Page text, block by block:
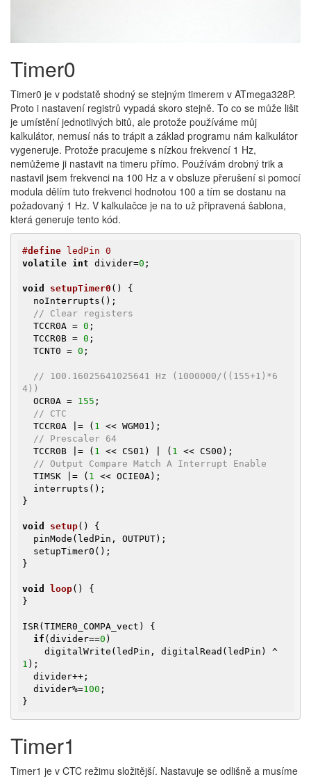
Timer0
Timer0 je v podstatě shodný se stejným timerem v ATmega328P.
Proto i nastavení registrů vypadá skoro stejně. To co se může lišit
je umístění jednotlivých bitů, ale protože používáme můj
kalkulátor, nemusí nás to trápit a základ programu nám kalkulátor
vygeneruje. Protože pracujeme s nízkou frekvencí 1 Hz,
nemůžeme ji nastavit na timeru přímo. Používám drobný trik a
nastavil jsem frekvenci na 100 Hz a v obsluze přerušení si pomocí
modula dělím tuto frekvenci hodnotou 100 a tím se dostanu na
požadovaný 1 Hz. V kalkulačce je na to už připravená šablona,
která generuje tento kód.
#define ledPin 0
volatile int divider=0 ;
void setupTimer0 ()
{
// Clear registers
  TCCR0A =
0 ;
  TCCR0B =
0 ;
  TCNT0 =
0 ;
// 100.16025641025641 Hz (1000000/((155+1)*6
4))
  OCR0A =
155 ;
// CTC
  TCCR0A |= (
1
<< WGM01);
// Prescaler 64
  TCCR0B |= (
1 << CS01) | ( 1
<< CS00);
// Output Compare Match A Interrupt Enable
  TIMSK |= (
1
<< OCIE0A);
}
void setup()
{
}
void loop()
{
}
ISR(TIMER0_COMPA_vect) {
if (divider==0 )
1 );
  divider%=
100 ;
}
Timer1
Timer1 je v CTC režimu složitější. Nastavuje se odlišně a musíme